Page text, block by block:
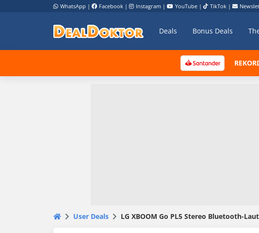
WhatsApp | Facebook | Instagram | YouTube | TikTok |
Deals Bonus Deals
User Deals LG XBOOM Go PL5 Stereo Bluetooth-